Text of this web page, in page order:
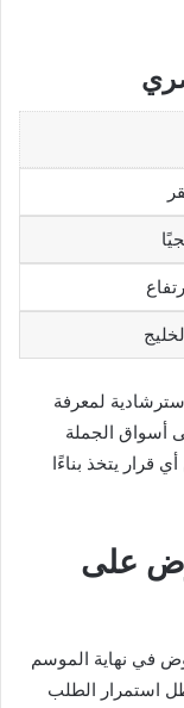
لمعرفة
أسواق الجملة
قرار يتخذ بناءًا
على
في نهاية الموسم
استمرار الطلب